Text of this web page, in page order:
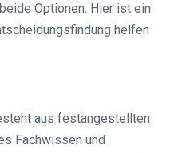
Optionen. Hier ist ein
helfen
aus festangestellten
Fachwissen und